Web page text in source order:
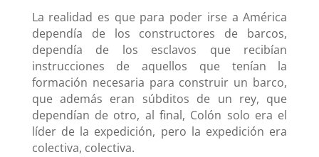
La realidad es que para poder irse a América
dependía de los constructores de barcos,
dependía de los esclavos que recibían
instrucciones de aquellos que tenían la
formación necesaria para construir un barco,
que además eran súbditos de un rey, que
dependían de otro, al final, Colón solo era el
líder de la expedición, pero la expedición era
colectiva, colectiva.